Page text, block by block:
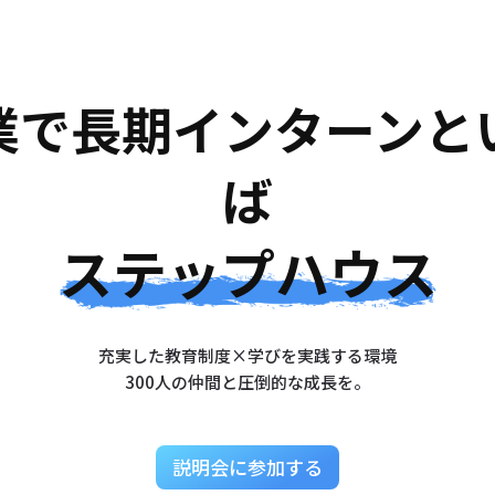
で長期インターンと
ば
ステップハウス
充実した教育制度×学びを実践する環境
300人の仲間と圧倒的な成長を。
説明会に参加する